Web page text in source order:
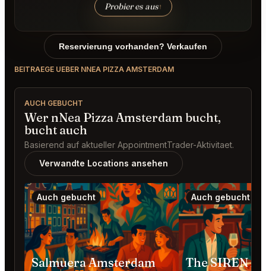
Probier es aus↑
Reservierung vorhanden? Verkaufen
BEITRAEGE UEBER NNEA PIZZA AMSTERDAM
AUCH GEBUCHT
Wer nNea Pizza Amsterdam bucht,
bucht auch
Basierend auf aktueller AppointmentTrader-Aktivitaet.
Verwandte Locations ansehen
Auch gebucht
Salmuera Amsterdam
Auch gebucht
The SIREN